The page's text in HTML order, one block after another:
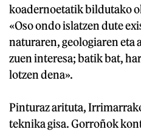
koadernoetatik bildutako
«Oso ondo islatzen dute
naturaren, geologiaren eta
zuen interesa; batik bat,
lotzen dena».
Pinturaz arituta,
teknika gisa. Gorroñok